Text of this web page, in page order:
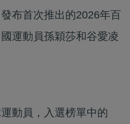
布首次推出的2026年百
運動員孫穎莎和谷愛凌
動員，入選榜單中的